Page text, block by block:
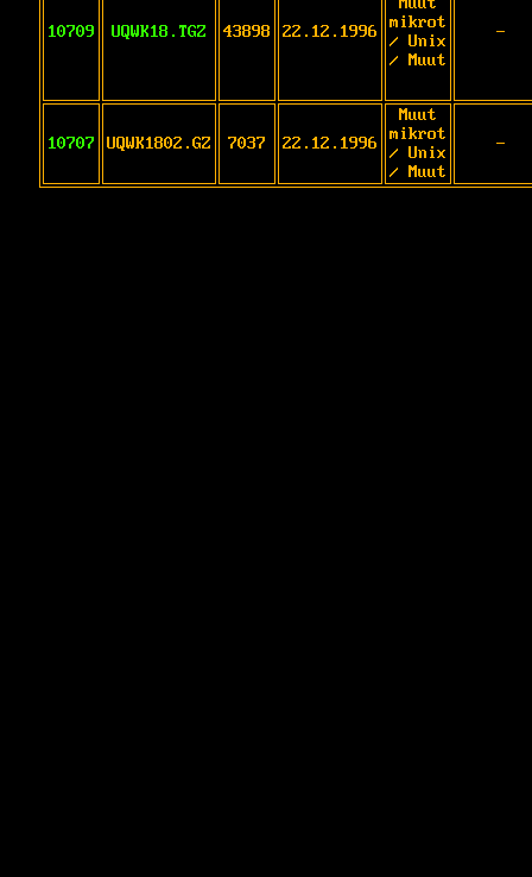
10709 UQWK18.TGZ 43898 22.12.1996
mikrot
/ Unix
/ Muut
-
10707 UQWK1802.GZ 7037 22.12.1996
Muut
mikrot
/ Unix
/ Muut
-